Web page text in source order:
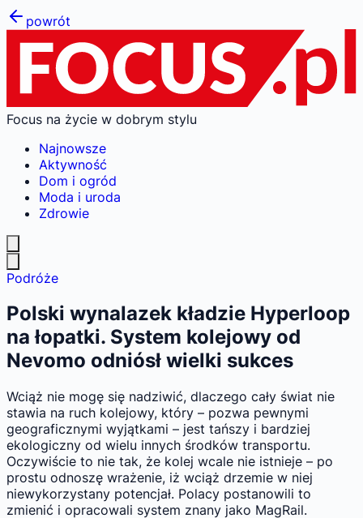
powrót
Focus na życie w dobrym stylu
Najnowsze
Aktywność
Dom i ogród
Moda i uroda
Zdrowie
Podróże
Polski wynalazek kładzie Hyperloop
na łopatki. System kolejowy od
Nevomo odniósł wielki sukces
Wciąż nie mogę się nadziwić, dlaczego cały świat nie
stawia na ruch kolejowy, który – pozwa pewnymi
geograficznymi wyjątkami – jest tańszy i bardziej
ekologiczny od wielu innych środków transportu.
Oczywiście to nie tak, że kolej wcale nie istnieje – po
prostu odnoszę wrażenie, iż wciąż drzemie w niej
niewykorzystany potencjał. Polacy postanowili to
zmienić i opracowali system znany jako MagRail.